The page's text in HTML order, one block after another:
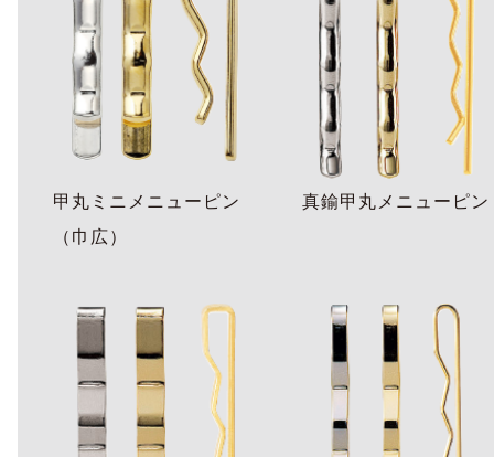
甲丸ミニメニューピン
（巾広）
真鍮甲丸メニューピン